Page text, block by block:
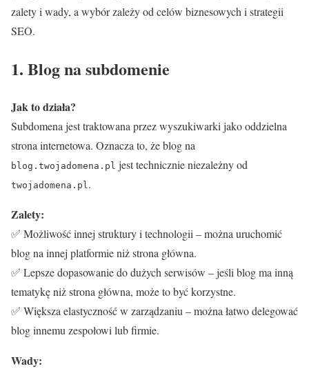
zalety i wady, a wybór zależy od celów biznesowych i strategii
SEO.
1. Blog na subdomenie
Jak to działa?
Subdomena jest traktowana przez wyszukiwarki jako oddzielna
strona internetowa. Oznacza to, że blog na
blog.twojadomena.pl jest technicznie niezależny od
twojadomena.pl .
Zalety:
✅ Możliwość innej struktury i technologii – można uruchomić
blog na innej platformie niż strona główna.
✅ Lepsze dopasowanie do dużych serwisów – jeśli blog ma inną
tematykę niż strona główna, może to być korzystne.
✅ Większa elastyczność w zarządzaniu – można łatwo delegować
blog innemu zespołowi lub firmie.
Wady: